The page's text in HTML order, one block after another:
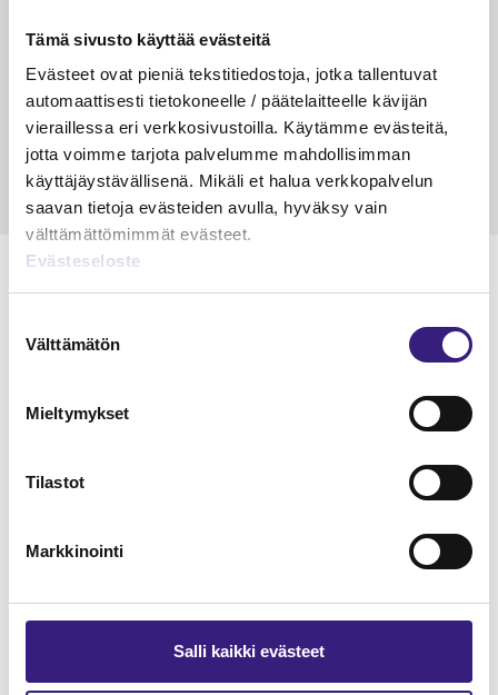
Tämä sivusto käyttää evästeitä
Evästeet ovat pieniä tekstitiedostoja, jotka tallentuvat
automaattisesti tietokoneelle / päätelaitteelle kävijän
vieraillessa eri verkkosivustoilla. Käytämme evästeitä,
jotta voimme tarjota palvelumme mahdollisimman
käyttäjäystävällisenä. Mikäli et halua verkkopalvelun
saavan tietoja evästeiden avulla, hyväksy vain
välttämättömimmät evästeet.
Evästeseloste
valinta
Välttämätön
Mieltymykset
Tilastot
Markkinointi
Salli kaikki evästeet
veloitus, kulujen edelleen­
veloitus ja läpi­laskutus
Petri Salomaa
Tilaa Tilisanomien
lukuoikeus